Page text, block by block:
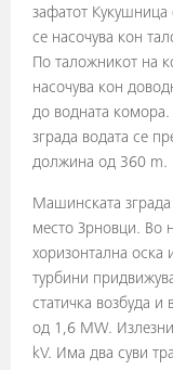
зафатот Кукушница
се насочува кон
По таложникот на
насочува кон
до водната
зграда водата се
должина од 360 m.
Машинската зграда
место Зрновци. Во
хоризонтална
турбини
статичка возбуда
од 1,6 MW.
kV. Има два суви